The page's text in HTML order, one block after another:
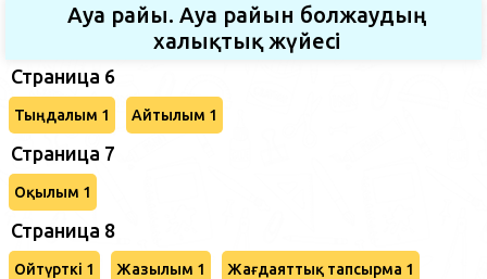
Ауа райы. Ауа райын болжаудың
халықтық жүйесі
Страница 6
Тыңдалым 1 Айтылым 1
Страница 7
Оқылым 1
Страница 8
Ойтүрткі 1 Жазылым 1 Жағдаяттық тапсырма 1